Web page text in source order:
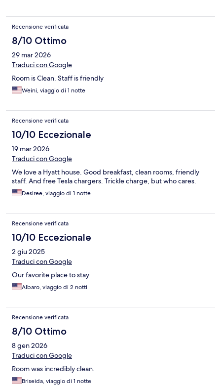
Recensione verificata
8/10 Ottimo
29 mar 2026
Traduci con Google
Room is Clean. Staff is friendly
Weini, viaggio di 1 notte
Recensione verificata
10/10 Eccezionale
19 mar 2026
Traduci con Google
We love a Hyatt house. Good breakfast, clean rooms, friendly
staff. And free Tesla chargers. Trickle charge, but who cares.
Desiree, viaggio di 1 notte
Recensione verificata
10/10 Eccezionale
2 giu 2025
Traduci con Google
Our favorite place to stay
Albaro, viaggio di 2 notti
Recensione verificata
8/10 Ottimo
8 gen 2026
Traduci con Google
Room was incredibly clean.
Briseida, viaggio di 1 notte